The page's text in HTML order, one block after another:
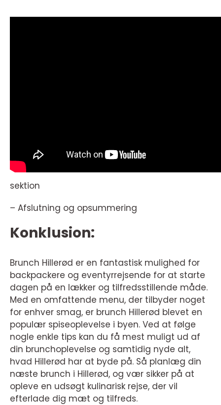
sektion
– Afslutning og opsummering
Konklusion:
Brunch Hillerød er en fantastisk mulighed for
backpackere og eventyrrejsende for at starte
dagen på en lækker og tilfredsstillende måde.
Med en omfattende menu, der tilbyder noget
for enhver smag, er brunch Hillerød blevet en
populær spiseoplevelse i byen. Ved at følge
nogle enkle tips kan du få mest muligt ud af
din brunchoplevelse og samtidig nyde alt,
hvad Hillerød har at byde på. Så planlæg din
næste brunch i Hillerød, og vær sikker på at
opleve en udsøgt kulinarisk rejse, der vil
efterlade dig mæt og tilfreds.